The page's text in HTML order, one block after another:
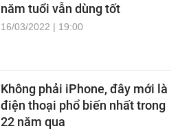
năm tuổi vẫn dùng tốt
16/03/2022 | 19:00
Không phải iPhone, đây mới là
điện thoại phổ biến nhất trong
22 năm qua